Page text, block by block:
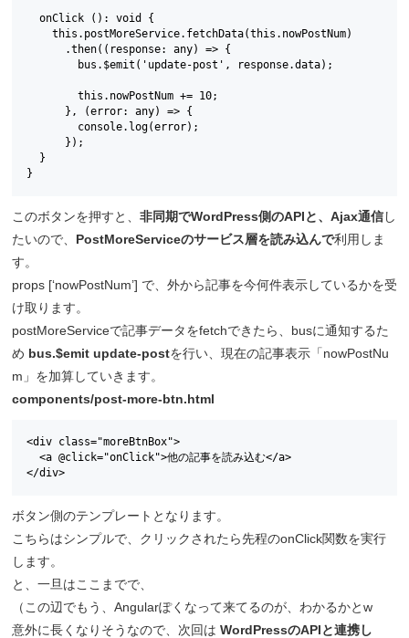
  onClick (): void {
    this.postMoreService.fetchData(this.nowPostNum)
      .then((response: any) => {
        bus.$emit('update-post', response.data);
        this.nowPostNum += 10;
      }, (error: any) => {
        console.log(error);
      });
  }
}
このボタンを押すと、 非同期でWordPress側のAPIと、Ajax通信し
たいので、 PostMoreServiceのサービス層を読み込んで利用しま
す。
props [‘nowPostNum’] で、外から記事を今何件表示しているかを受
け取ります。
postMoreServiceで記事データをfetchできたら、busに通知するた
め bus.$emit update-postを行い、現在の記事表示「nowPostNu
m」を加算していきます。
components/post-more-btn.html
<div class="moreBtnBox">
  <a @click="onClick">他の記事を読み込む</a>
</div>
ボタン側のテンプレートとなります。
こちらはシンプルで、クリックされたら先程のonClick関数を実行
します。
と、一旦はここまでで、
（この辺でもう、Angularぽくなって来てるのが、わかるかとw
意外に長くなりそうなので、次回は WordPressのAPIと連携し